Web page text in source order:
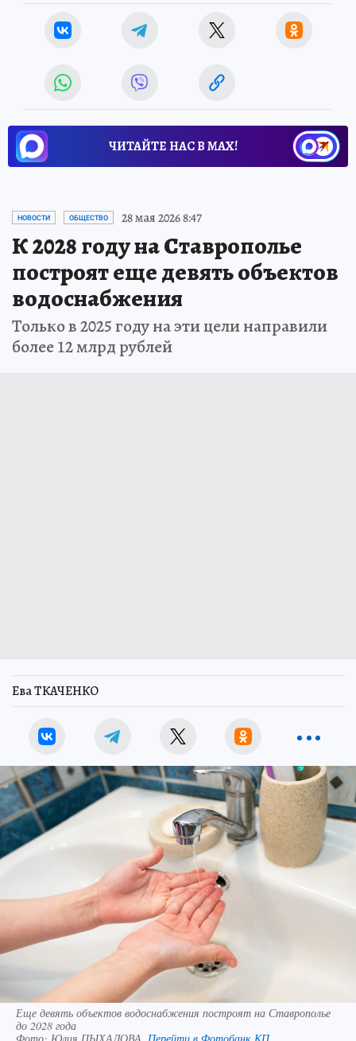
ЧИТАЙТЕ НАС В МАХ!
НОВОСТИ ОБЩЕСТВО 28 мая 2026 8:47
К 2028 году на Ставрополье
построят еще девять объектов
водоснабжения
Только в 2025 году на эти цели направили
более 12 млрд рублей
Ева ТКАЧЕНКО
Еще девять объектов водоснабжения построят на Ставрополье
до 2028 года